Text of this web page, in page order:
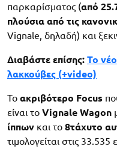
παρκαρίσματος (από
πλούσια από τις
Vignale, δηλαδή) και
Διαβάστε επίσης: To
λακκούβες (+video)
Το ακριβότερο Focus
είναι το Vignale Wagon
ίππων και το 8τάχυτο
τιμολογείται στις